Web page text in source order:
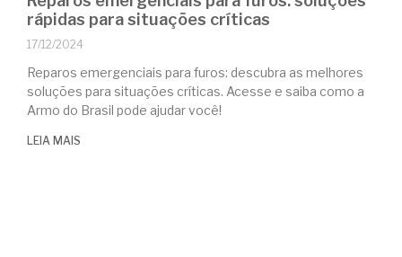
rápidas para situações críticas
17/12/2024
Reparos emergenciais para furos: descubra as melhores
soluções para situações críticas. Acesse e saiba como a
Armo do Brasil pode ajudar você!
LEIA MAIS